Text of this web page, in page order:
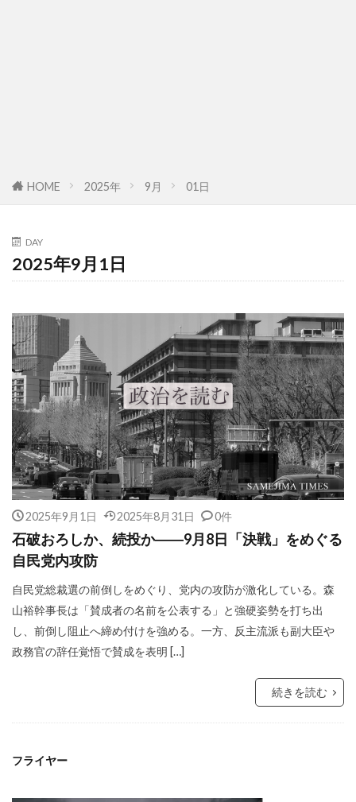
HOME 2025年 9月 01日
DAY
2025年9月1日
2025年9月1日 2025年8月31日 0件
石破おろしか、続投か――9月8日「決戦」をめぐる
自民党内攻防
自民党総裁選の前倒しをめぐり、党内の攻防が激化している。森
山裕幹事長は「賛成者の名前を公表する」と強硬姿勢を打ち出
し、前倒し阻止へ締め付けを強める。一方、反主流派も副大臣や
政務官の辞任覚悟で賛成を表明 […]
続きを読む
フライヤー